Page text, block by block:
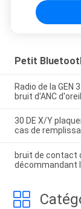
Petit
Radio de la GEN
bruit d'ANC
30 DE X/Y
cas de
bruit de contact
décommandant